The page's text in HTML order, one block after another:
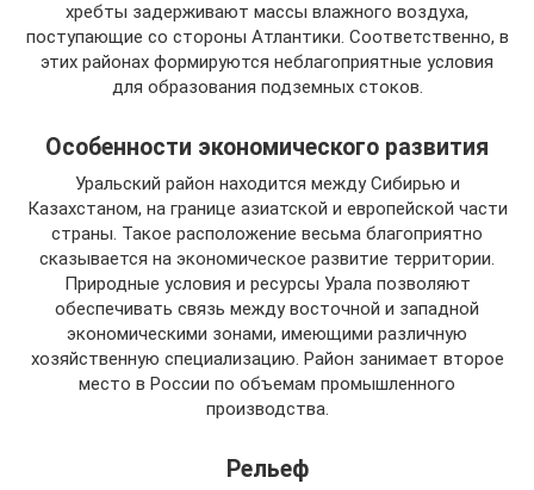
хребты задерживают массы влажного воздуха,
поступающие со стороны Атлантики. Соответственно, в
этих районах формируются неблагоприятные условия
для образования подземных стоков.
Особенности экономического развития
Уральский район находится между Сибирью и
Казахстаном, на границе азиатской и европейской части
страны. Такое расположение весьма благоприятно
сказывается на экономическое развитие территории.
Природные условия и ресурсы Урала позволяют
обеспечивать связь между восточной и западной
экономическими зонами, имеющими различную
хозяйственную специализацию. Район занимает второе
место в России по объемам промышленного
производства.
Рельеф